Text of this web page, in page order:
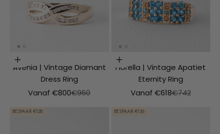
Opties kiezen
Avenia | Vintage Diamant
Dress Ring
Aanbiedingsprijs
Vanaf €800Normale prijs
€960
Opties kiezen
Fiorella | Vintage Apatiet
Eternity Ring
Aanbiedingsprijs
Vanaf €618Normale prijs
€742
BESPAAR €128 BESPAAR €136